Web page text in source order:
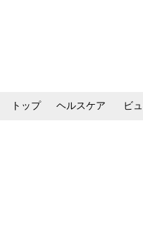
トップ ヘルスケア ビ